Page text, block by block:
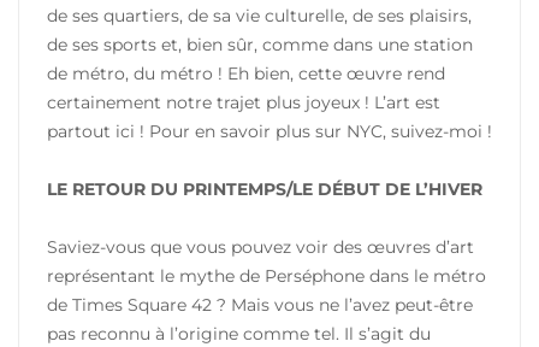
de ses quartiers, de sa vie culturelle, de ses plaisirs,
de ses sports et, bien sûr, comme dans une station
de métro, du métro ! Eh bien, cette œuvre rend
certainement notre trajet plus joyeux ! L’art est
partout ici ! Pour en savoir plus sur NYC, suivez-moi !
LE RETOUR DU PRINTEMPS/LE DÉBUT DE L’HIVER
Saviez-vous que vous pouvez voir des œuvres d’art
représentant le mythe de Perséphone dans le métro
de Times Square 42 ? Mais vous ne l’avez peut-être
pas reconnu à l’origine comme tel. Il s’agit du